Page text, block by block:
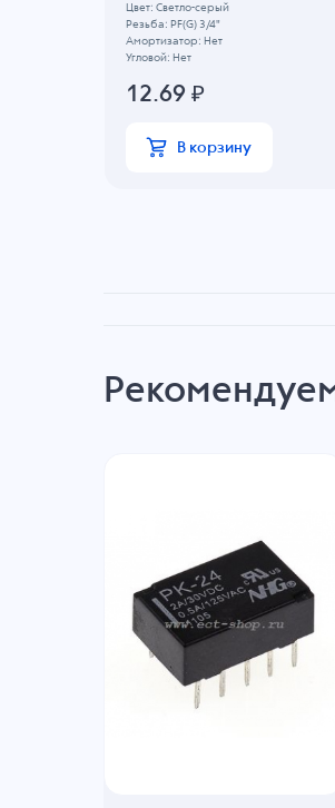
Цвет: Светло-серый
Резьба: PF(G) 3/4"
Амортизатор: Нет
Угловой: Нет
12.69 ₽
В корзину